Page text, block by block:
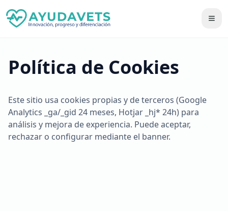
Política de Cookies
Este sitio usa cookies propias y de terceros (Google
Analytics _ga/_gid 24 meses, Hotjar _hj* 24h) para
análisis y mejora de experiencia. Puede aceptar,
rechazar o configurar mediante el banner.